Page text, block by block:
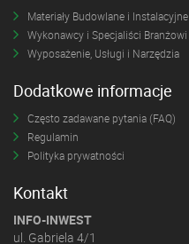
Materiały Budowlane i Instalacyjne
Wykonawcy i Specjaliści Branżowi
Wyposażenie, Usługi i Narzędzia
Dodatkowe informacje
Często zadawane pytania (FAQ)
Regulamin
Polityka prywatności
Kontakt
INFO-INWEST
ul. Gabriela 4/1